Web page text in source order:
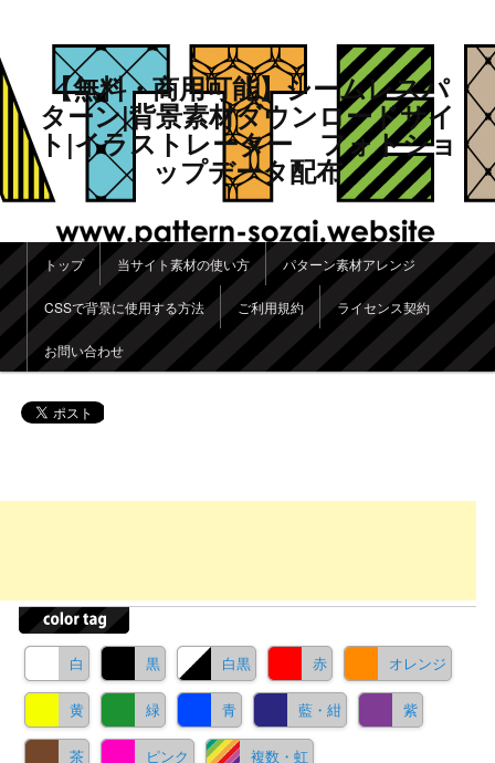
【無料・商用可能】シームレスパ
ターン|背景素材ダウンロードサイ
ト|イラストレーター フォトショ
ップデータ配布
メインメニュー
メインコンテンツへ移動
サブコンテンツへ移動
トップ 当サイト素材の使い方 パターン素材アレンジ
CSSで背景に使用する方法 ご利用規約 ライセンス契約
お問い合わせ
白 黒 白黒 赤 オレンジ
黄 緑 青 藍・紺 紫
茶 ピンク 複数・虹